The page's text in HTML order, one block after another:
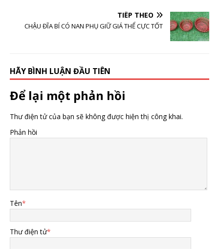
TIẾP THEO
CHẬU ĐĨA BÍ CÓ NAN PHỤ GIỮ GIÁ THỂ CỰC TỐT
HÃY BÌNH LUẬN ĐẦU TIÊN
Để lại một phản hồi
Thư điện tử của bạn sẽ không được hiện thị công khai.
Phản hồi
Tên*
Thư điện tử*